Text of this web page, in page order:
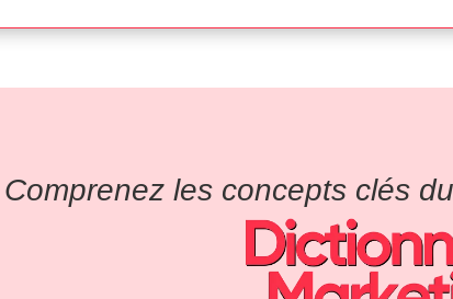
Comprenez les concepts clés